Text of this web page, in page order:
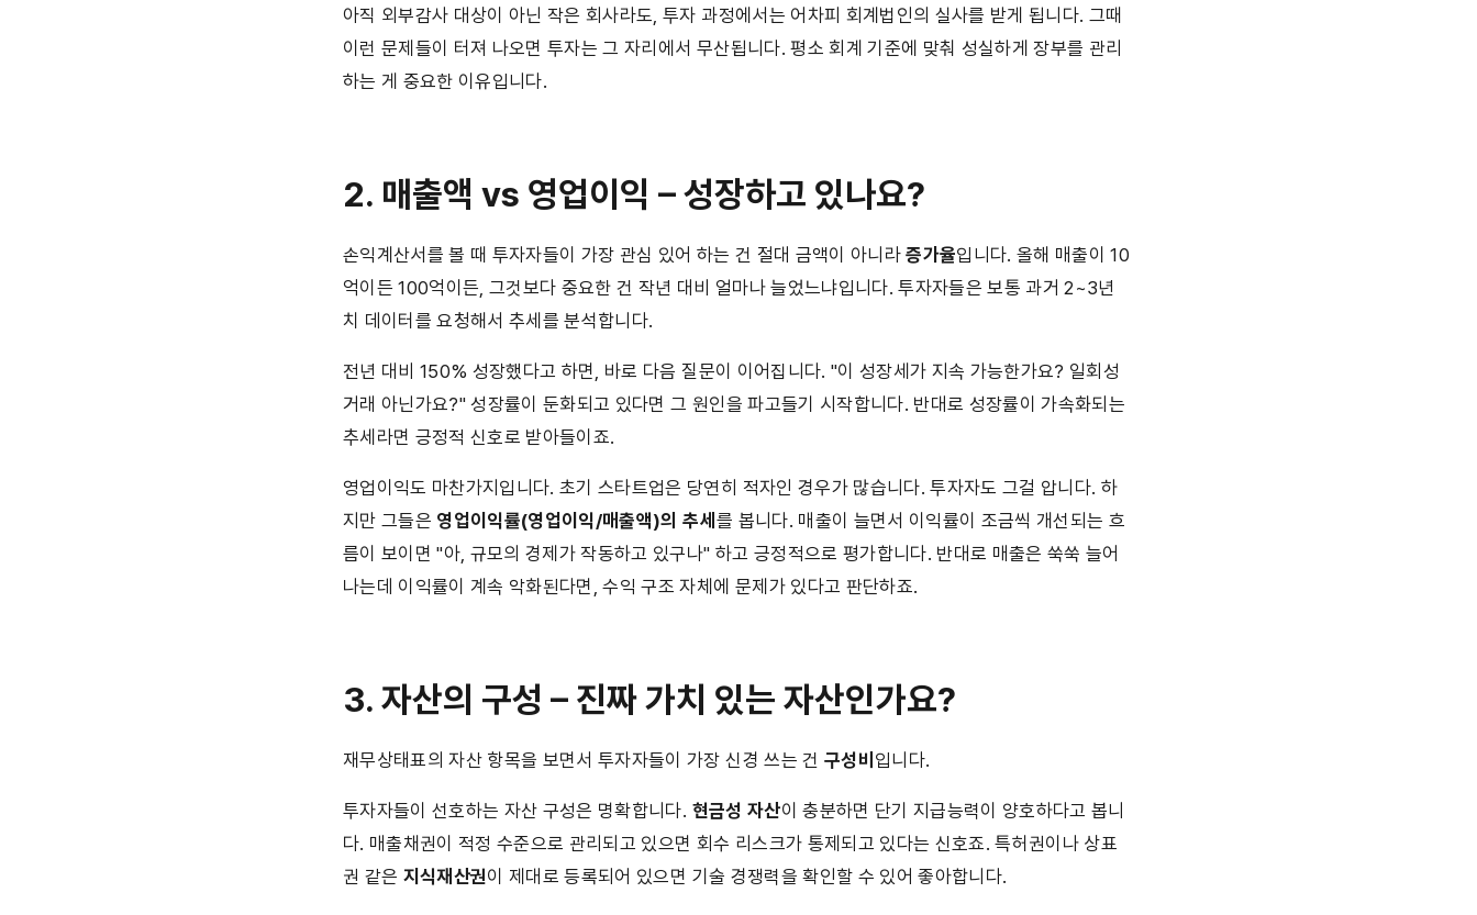
아직 외부감사 대상이 아닌 작은 회사라도, 투자 과정에서는 어차피 회계법인의 실사를 받게 됩니다. 그때
이런 문제들이 터져 나오면 투자는 그 자리에서 무산됩니다. 평소 회계 기준에 맞춰 성실하게 장부를 관리
하는 게 중요한 이유입니다.
2. 매출액 vs 영업이익 – 성장하고 있나요?
손익계산서를 볼 때 투자자들이 가장 관심 있어 하는 건 절대 금액이 아니라 증가율입니다. 올해 매출이 10
억이든 100억이든, 그것보다 중요한 건 작년 대비 얼마나 늘었느냐입니다. 투자자들은 보통 과거 2~3년
치 데이터를 요청해서 추세를 분석합니다.
전년 대비 150% 성장했다고 하면, 바로 다음 질문이 이어집니다. "이 성장세가 지속 가능한가요? 일회성
거래 아닌가요?" 성장률이 둔화되고 있다면 그 원인을 파고들기 시작합니다. 반대로 성장률이 가속화되는
추세라면 긍정적 신호로 받아들이죠.
영업이익도 마찬가지입니다. 초기 스타트업은 당연히 적자인 경우가 많습니다. 투자자도 그걸 압니다. 하
지만 그들은 영업이익률(영업이익/매출액)의 추세 를 봅니다. 매출이 늘면서 이익률이 조금씩 개선되는 흐
름이 보이면 "아, 규모의 경제가 작동하고 있구나" 하고 긍정적으로 평가합니다. 반대로 매출은 쑥쑥 늘어
나는데 이익률이 계속 악화된다면, 수익 구조 자체에 문제가 있다고 판단하죠.
3. 자산의 구성 – 진짜 가치 있는 자산인가요?
재무상태표의 자산 항목을 보면서 투자자들이 가장 신경 쓰는 건 구성비 입니다.
투자자들이 선호하는 자산 구성은 명확합니다. 현금성 자산이 충분하면 단기 지급능력이 양호하다고 봅니
다. 매출채권이 적정 수준으로 관리되고 있으면 회수 리스크가 통제되고 있다는 신호죠. 특허권이나 상표
권 같은 지식재산권이 제대로 등록되어 있으면 기술 경쟁력을 확인할 수 있어 좋아합니다.